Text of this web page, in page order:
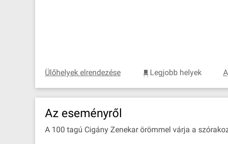
Ülőhelyek elrendezése Legjobb helyek
Az eseményről
A 100 tagú Cigány Zenekar örömmel várja a